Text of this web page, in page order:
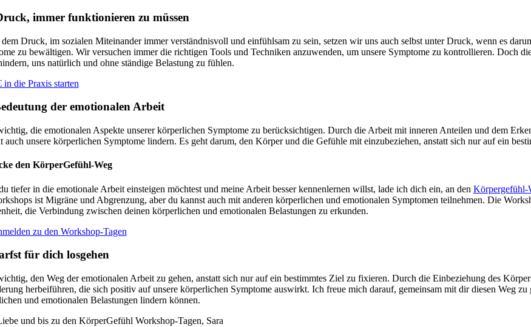
immer funktionieren zu müssen
Druck, im sozialen Miteinander immer verständnisvoll und einfühlsam zu sein, setzen wir uns auch selbst unter Druck, wenn es
zu bewältigen. Wir versuchen immer die richtigen Tools und Techniken anzuwenden, um unsere Symptome zu kontrollieren. Doch
uns natürlich und ohne ständige Belastung zu fühlen.
in die Praxis starten
der emotionalen Arbeit
die emotionalen Aspekte unserer körperlichen Symptome zu berücksichtigen. Durch die Arbeit mit inneren Anteilen und dem
auch unsere körperlichen Symptome lindern. Es geht darum, den Körper und die Gefühle mit einzubeziehen, anstatt sich nur auf ein
den KörperGefühl-Weg
tiefer in die emotionale Arbeit einsteigen möchtest und meine Arbeit besser kennenlernen willst, lade ich dich ein, an den Körpergefühl-
ist Migräne und Abgrenzung, aber du kannst auch mit anderen körperlichen und emotionalen Symptomen teilnehmen. Die
die Verbindung zwischen deinen körperlichen und emotionalen Belastungen zu erkunden.
zu den Workshop-Tagen
für dich losgehen
den Weg der emotionalen Arbeit zu gehen, anstatt sich nur auf ein bestimmtes Ziel zu fixieren. Durch die Einbeziehung des
herbeiführen, die sich positiv auf unsere körperlichen Symptome auswirkt. Ich freue mich darauf, gemeinsam mit dir diesen Weg
und emotionalen Belastungen lindern können.
und bis zu den KörperGefühl Workshop-Tagen, Sara